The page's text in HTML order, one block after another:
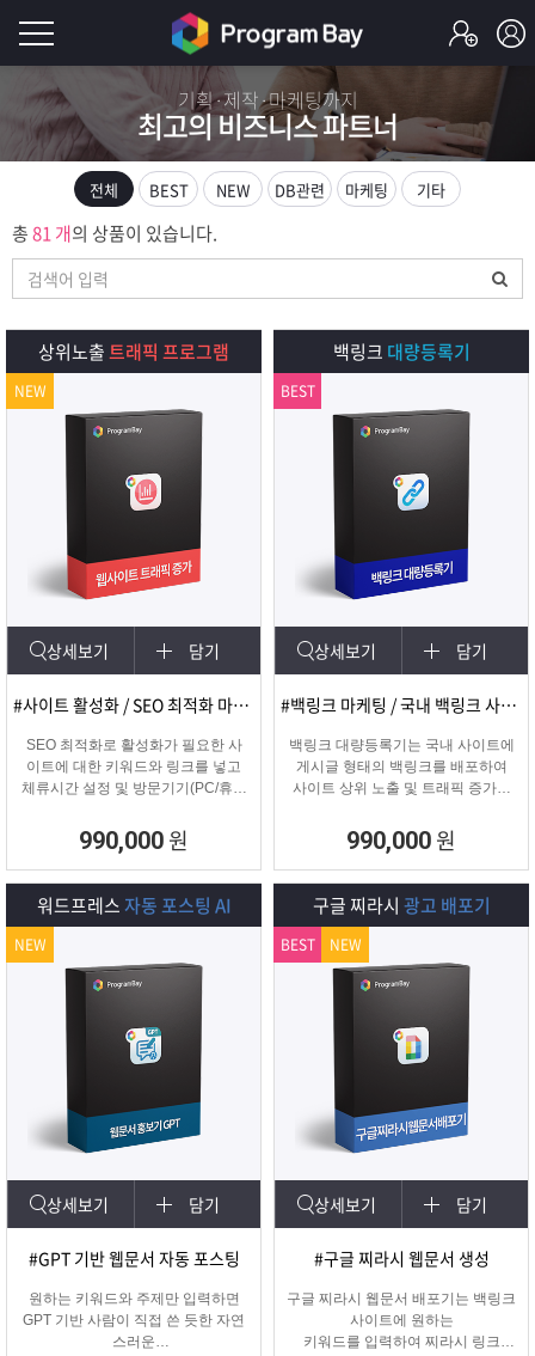
기획·제작·마케팅까지
최고의 비즈니스 파트너
그
이
요
합
그
원
가
Q&A
프
로
이
는?
프
구
매
로
그
램
상
품
문
의
객
센
터
마
이
페
이
지
파
트
너
전체 BEST NEW DB관련 마케팅 기타
총81 개의 상품이 있습니다.
상위노출트래픽 프로그램
상세보기 담기
#사이트 활성화 / SEO 최적화 마케팅
SEO 최적화로 활성화가 필요한 사
이트에 대한 키워드와 링크를 넣고
체류시간 설정 및 방문기기(PC/휴대
록시) 타입을 선택하여 실제 방문 유
입을 일으키는 효과로 사이트를 활성
화하는 프로그램
990,000 원
NEW
백링크 대량등록기
상세보기 담기
#백링크 마케팅 / 국내 백링크 사이트 생성
백링크 대량등록기는 국내 사이트에
게시글 형태의 백링크를 배포하여
사이트 상위 노출 및 트래픽 증가에
990,000 원
BEST
워드프레스자동 포스팅 AI
상세보기 담기
#GPT 기반 웹문서 자동 포스팅
원하는 키워드와 주제만 입력하면
GPT 기반 사람이 직접 쓴 듯한 자연
스러운
NEW
구글 찌라시 광고 배포기
상세보기 담기
#구글 찌라시 웹문서 생성
구글 찌라시 웹문서 배포기는 백링크
사이트에 원하는
키워드를 입력하여 찌라시 링크
BEST NEW